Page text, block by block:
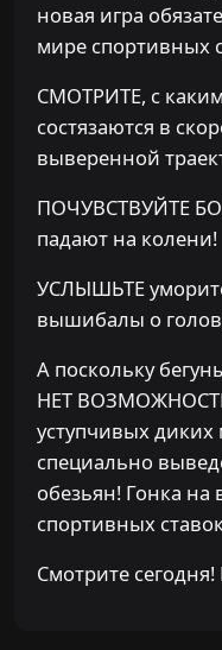
новая игра
мире спортивных
СМОТРИТЕ, с
состязаются в
выверенной
ПОЧУВСТВУЙТЕ
падают на колени!
УСЛЫШЬТЕ
вышибалы о
А поскольку
НЕТ
уступчивых
специально
обезьян! Гонка
спортивных
Смотрите